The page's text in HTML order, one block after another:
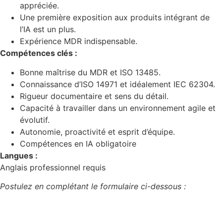
appréciée.
Une première exposition aux produits intégrant de
l’IA est un plus.
Expérience MDR indispensable.
Compétences clés :
Bonne maîtrise du MDR et ISO 13485.
Connaissance d’ISO 14971 et idéalement IEC 62304.
Rigueur documentaire et sens du détail.
Capacité à travailler dans un environnement agile et
évolutif.
Autonomie, proactivité et esprit d’équipe.
Compétences en IA obligatoire
Langues :
Anglais professionnel requis
Postulez en complétant le formulaire ci-dessous :